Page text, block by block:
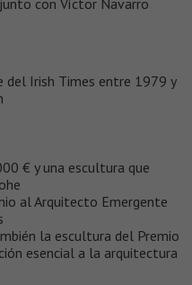
del Irish Times entre 1979 y
€ y una escultura que
al Arquitecto Emergente
la escultura del Premio
esencial a la arquitectura